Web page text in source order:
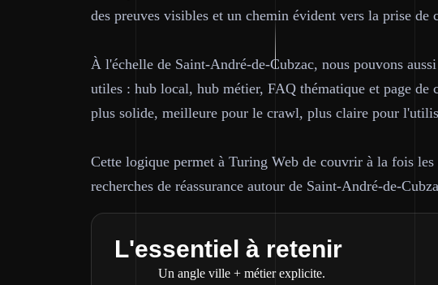
des preuves visibles et un chemin évident vers la prise de
À l'échelle de Saint-André-de-Cubzac, nous pouvons
utiles : hub local, hub métier, FAQ thématique et page de
plus solide, meilleure pour le crawl, plus claire pour
Cette logique permet à Turing Web de couvrir à la fois les
recherches de réassurance autour de Saint-André-de-
L'essentiel à retenir
Un angle ville + métier explicite.